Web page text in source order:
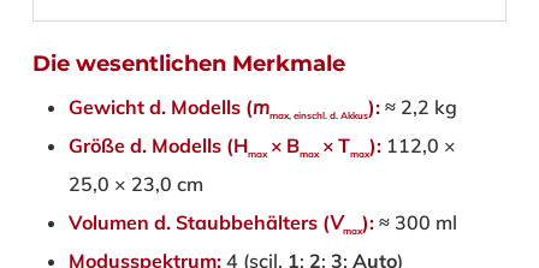
Die wesentlichen Merkmale
Gewicht d. Modells (mmax, einschl. d. Akkus): ≈ 2,2 kg
Größe d. Modells (Hmax × Bmax × ​Tmax): 112,0 ×
25,0 × 23,0 cm
Volumen d. Staubbehälters (Vmax): ≈ 300 ml
Modusspektrum: 4 (scil. 1; 2; 3; Auto)